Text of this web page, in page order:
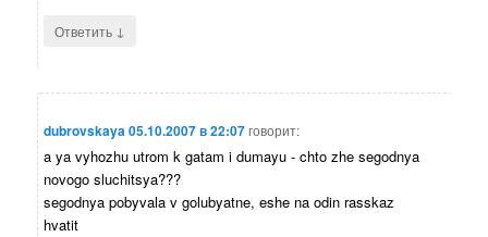
Ответить ↓
dubrovskaya05.10.2007 в 22:07говорит:
a ya vyhozhu utrom k gatam i dumayu - chto zhe segodnya
novogo sluchitsya???
segodnya pobyvala v golubyatne, eshe na odin rasskaz
hvatit